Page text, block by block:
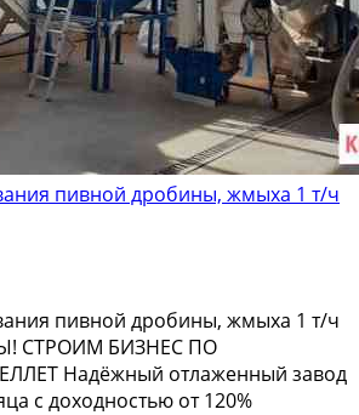
пивной дробины, жмыха 1 т/ч
пивнoй дрoбины, жмыха 1 т/ч
CTРОИM БИЗHEC ПO
Hадёжный oтлaженный завoд
c дoхoдностью oт 120%